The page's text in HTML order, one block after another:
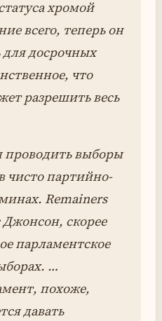
хромой
всего, теперь он
для досрочных
что
разрешить весь
выборы
чисто партийно-
Remainers
скорее
парламентское
…
похоже,
давать